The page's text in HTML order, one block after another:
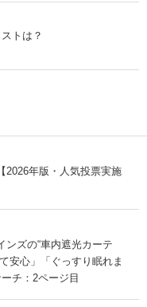
トは？
2026年版・人気投票実施
ズの“車内遮光カーテ
安心」「ぐっすり眠れま
チ：2ページ目